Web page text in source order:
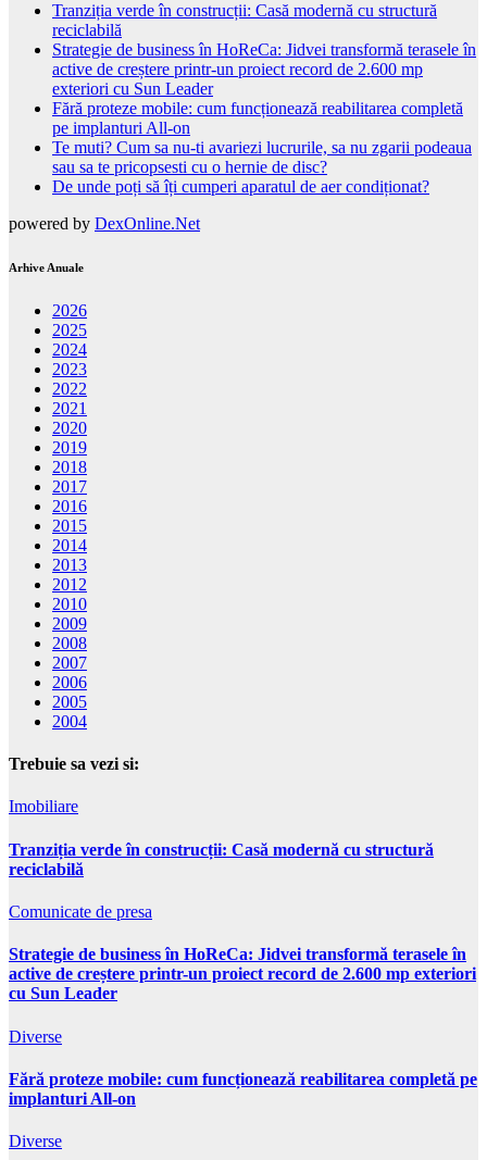
Tranziția verde în construcții: Casă modernă cu structură
reciclabilă
Strategie de business în HoReCa: Jidvei transformă terasele în
active de creștere printr-un proiect record de 2.600 mp
exteriori cu Sun Leader
Fără proteze mobile: cum funcționează reabilitarea completă
pe implanturi All-on
Te muti? Cum sa nu-ti avariezi lucrurile, sa nu zgarii podeaua
sau sa te pricopsesti cu o hernie de disc?
De unde poți să îți cumperi aparatul de aer condiționat?
powered by DexOnline.Net
Arhive Anuale
2026
2025
2024
2023
2022
2021
2020
2019
2018
2017
2016
2015
2014
2013
2012
2010
2009
2008
2007
2006
2005
2004
Trebuie sa vezi si:
Imobiliare
Tranziția verde în construcții: Casă modernă cu structură
reciclabilă
Comunicate de presa
Strategie de business în HoReCa: Jidvei transformă terasele în
active de creștere printr-un proiect record de 2.600 mp exteriori
cu Sun Leader
Diverse
Fără proteze mobile: cum funcționează reabilitarea completă pe
implanturi All-on
Diverse